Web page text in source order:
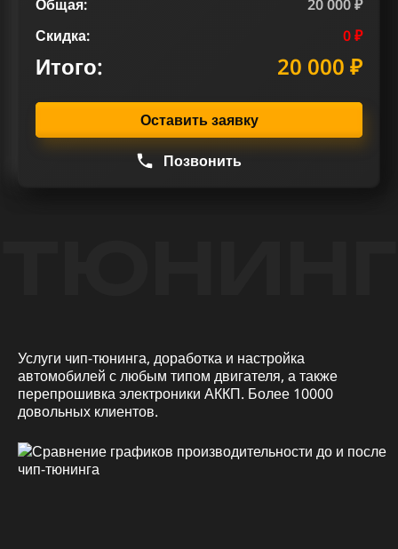
Общая:
20 000 ₽
Скидка:
0 ₽
Итого: 20 000 ₽
Оставить заявку
Позвонить
Услуги чип-тюнинга, доработка и настройка
автомобилей с любым типом двигателя, а также
перепрошивка электроники АККП. Более 10000
довольных клиентов.